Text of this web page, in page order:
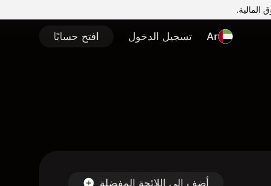
Ar تسجيل الدخول افتح حسابًا
أضف إلى اللائحة المفضلة